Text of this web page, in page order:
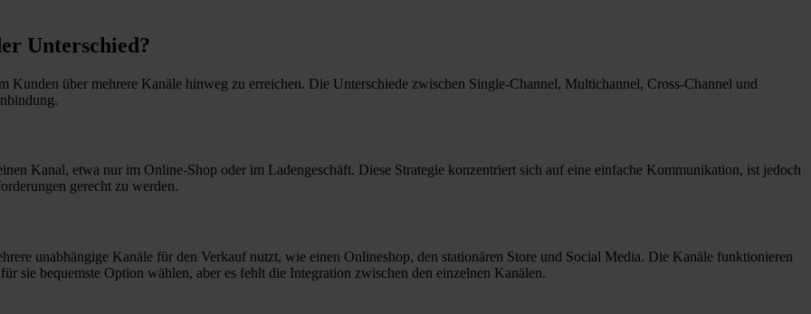
Unterschied?
Kunden über mehrere Kanäle hinweg zu erreichen. Die Unterschiede zwischen Single-Channel, Multichannel, Cross-Channel und
Kanal, etwa nur im Online-Shop oder im Ladengeschäft. Diese Strategie konzentriert sich auf eine einfache Kommunikation, ist jedoch
gerecht zu werden.
unabhängige Kanäle für den Verkauf nutzt, wie einen Onlineshop, den stationären Store und Social Media. Die Kanäle funktionieren
sie bequemste Option wählen, aber es fehlt die Integration zwischen den einzelnen Kanälen.